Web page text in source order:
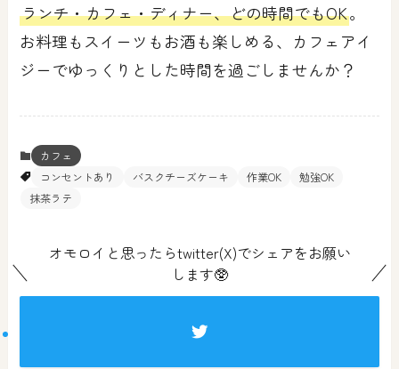
ランチ・カフェ・ディナー、どの時間でもOK。
お料理もスイーツもお酒も楽しめる、カフェアイ
ジーでゆっくりとした時間を過ごしませんか？
カフェ
コンセントあり
バスクチーズケーキ 作業OK
勉強OK
抹茶ラテ
オモロイと思ったらtwitter(X)でシェアをお願い
します🥸